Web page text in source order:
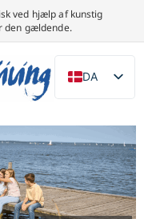
ved hjælp af kunstig
den gældende.
DA
DE
EN
NL
PL
ES